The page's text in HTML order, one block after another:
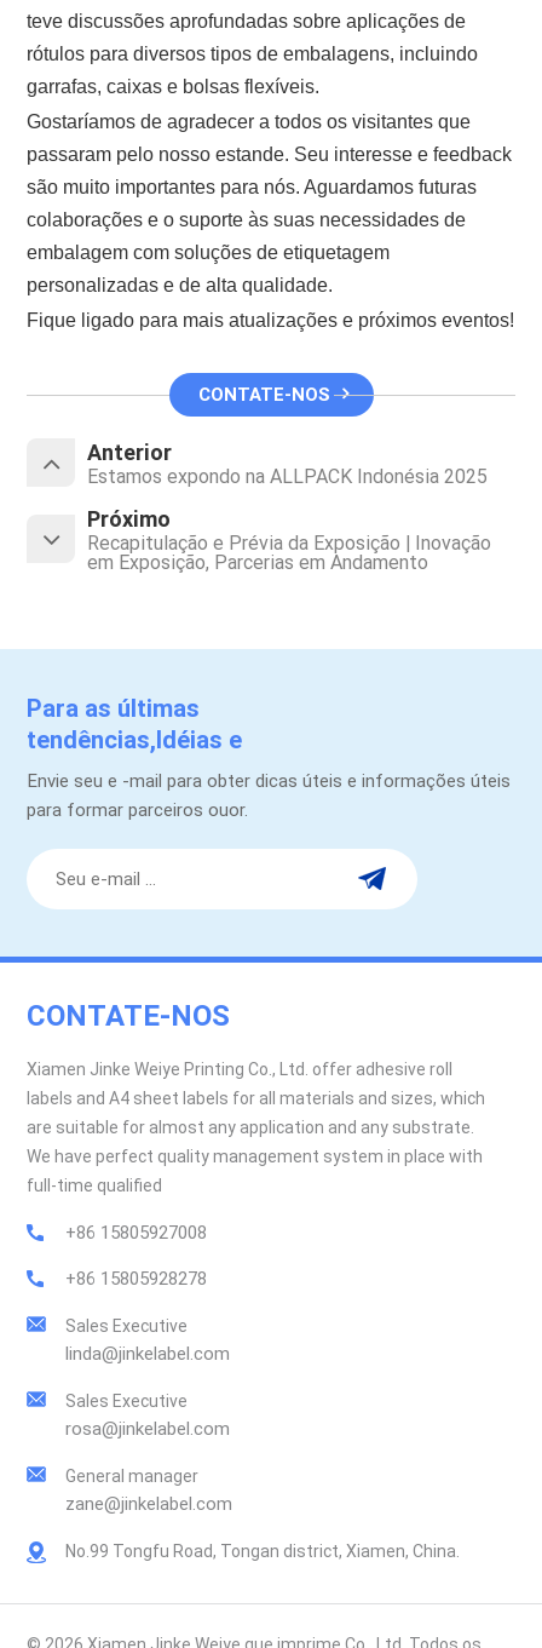
teve discussões aprofundadas sobre aplicações de
rótulos para diversos tipos de embalagens, incluindo
garrafas, caixas e bolsas flexíveis.
Gostaríamos de agradecer a todos os visitantes que
passaram pelo nosso estande. Seu interesse e feedback
são muito importantes para nós. Aguardamos futuras
colaborações e o suporte às suas necessidades de
embalagem com soluções de etiquetagem
personalizadas e de alta qualidade.
Fique ligado para mais atualizações e próximos eventos!
CONTATE-NOS
Anterior
Estamos expondo na ALLPACK Indonésia 2025
Próximo
Recapitulação e Prévia da Exposição | Inovação
em Exposição, Parcerias em Andamento
Para as últimas
tendências,Idéias e
promoções.
Envie seu e -mail para obter dicas úteis e informações úteis
para formar parceiros ouor.
CONTATE-NOS
Xiamen Jinke Weiye Printing Co., Ltd. offer adhesive roll
labels and A4 sheet labels for all materials and sizes, which
are suitable for almost any application and any substrate.
We have perfect quality management system in place with
full-time qualified
+86 15805927008
+86 15805928278
Sales Executive
linda@jinkelabel.com
Sales Executive
rosa@jinkelabel.com
General manager
zane@jinkelabel.com
No.99 Tongfu Road, Tongan district, Xiamen, China.